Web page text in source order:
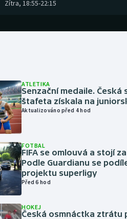
Zítra, 18:55-22:15
ATLETIKA
Senzační medaile. Česká
štafeta získala na
Aktualizováno před 4 hod
FOTBAL
FIFA se omlouvá a stojí
Podle Guardianu se
projektu superligy
Před 6 hod
HOKEJ
Česká osmnáctka ztrátu